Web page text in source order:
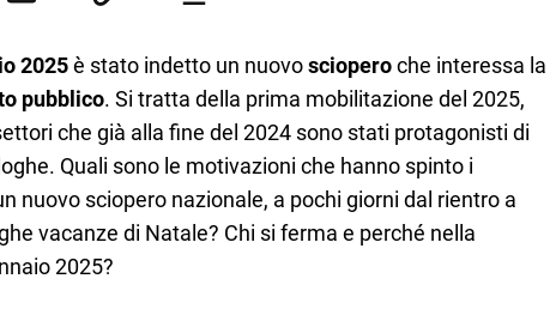
2025è stato indetto un nuovoscioperoche interessa la
pubblico. Si tratta della prima mobilitazione del 2025,
che già alla fine del 2024 sono stati protagonisti di
Quali sono le motivazioni che hanno spinto i
nuovo sciopero nazionale, a pochi giorni dal rientro a
vacanze di Natale? Chi si ferma e perché nella
2025?